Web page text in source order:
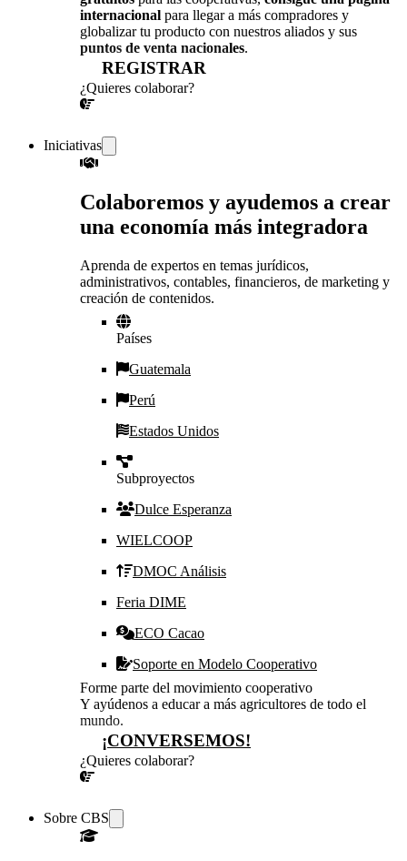
internacional para llegar a más compradores y
globalizar tu producto con nuestros aliados y sus
puntos de venta nacionales.
REGISTRAR
¿Quieres colaborar?
Iniciativas
Colaboremos y ayudemos a crear
una economía más integradora
Aprenda de expertos en temas jurídicos,
administrativos, contables, financieros, de marketing y
creación de contenidos.
Países
Guatemala
Perú
Estados Unidos
Subproyectos
Dulce Esperanza
WIELCOOP
DMOC Análisis
Feria DIME
ECO Cacao
Soporte en Modelo Cooperativo
Forme parte del movimiento cooperativo
Y ayúdenos a educar a más agricultores de todo el
mundo.
¡CONVERSEMOS!
¿Quieres colaborar?
Sobre CBS